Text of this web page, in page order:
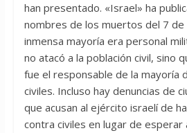
han presentado. «Israel» ha
nombres de los muertos del 7 de
inmensa mayoría era personal
no atacó a la población civil, sino
fue el responsable de la mayoría
civiles. Incluso hay denuncias de
que acusan al ejército israelí de
contra civiles en lugar de esperar